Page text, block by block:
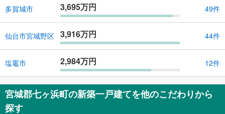
多賀城市 3,695万円 49件
仙台市宮城野区 3,916万円 44件
塩竈市 2,984万円 12件
宮城郡七ヶ浜町の新築一戸建てを他のこだわりから
探す